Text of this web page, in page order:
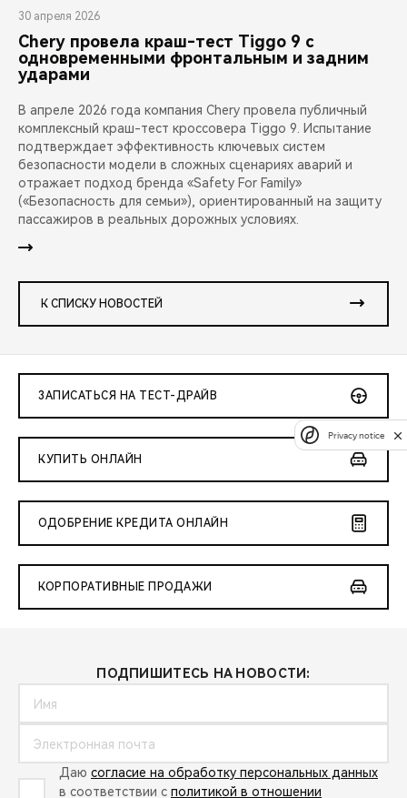
30 апреля 2026
Chery провела краш-тест Tiggo 9 с
одновременными фронтальным и задним
ударами
В апреле 2026 года компания Chery провела публичный
комплексный краш-тест кроссовера Tiggo 9. Испытание
подтверждает эффективность ключевых систем
безопасности модели в сложных сценариях аварий и
отражает подход бренда «Safety For Family»
(«Безопасность для семьи»), ориентированный на защиту
пассажиров в реальных дорожных условиях.
К СПИСКУ НОВОСТЕЙ
ЗАПИСАТЬСЯ НА ТЕСТ-ДРАЙВ
КУПИТЬ ОНЛАЙН
ОДОБРЕНИЕ КРЕДИТА ОНЛАЙН
КОРПОРАТИВНЫЕ ПРОДАЖИ
ПОДПИШИТЕСЬ НА НОВОСТИ:
Даю согласие на обработку персональных данных
в соответствии с политикой в отношении
Privacy notice